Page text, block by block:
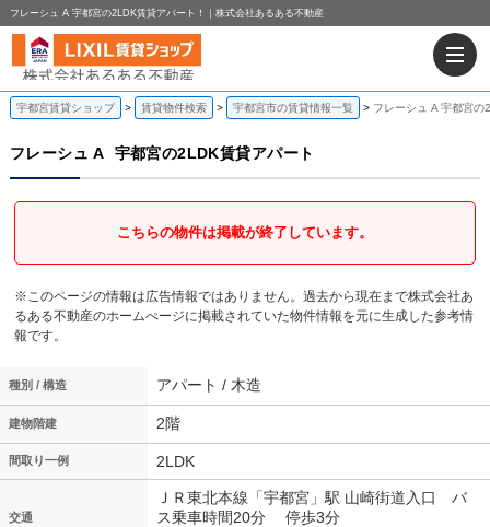
フレーシュ A 宇都宮の2LDK賃貸アパート！｜株式会社あるある不動産
宇都宮賃貸ショップ 賃貸物件検索 宇都宮市の賃貸情報一覧 フレーシュ A 宇都宮の
フレーシュ A 宇都宮の2LDK賃貸アパート
こちらの物件は掲載が終了しています。
※このページの情報は広告情報ではありません。過去から現在まで株式会社あ
るある不動産のホームぺージに掲載されていた物件情報を元に生成した参考情
報です。
種別 / 構造 アパート / 木造
建物階建 2階
間取り一例 2LDK
交通
ＪＲ東北本線「宇都宮」駅 山崎街道入口 バ
ス乗車時間20分 停歩3分